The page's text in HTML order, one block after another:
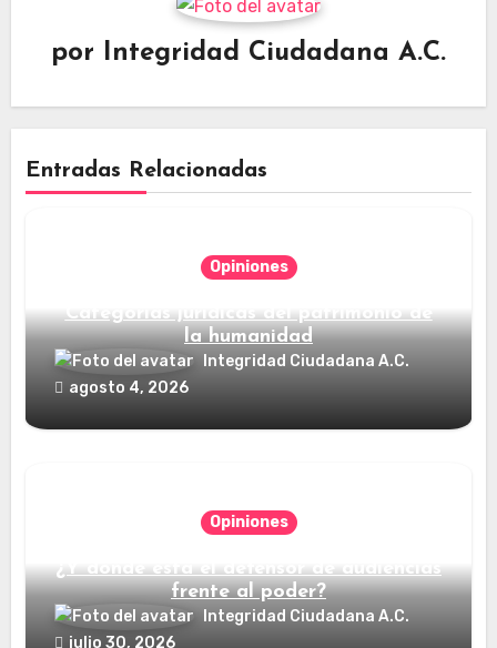
por Integridad Ciudadana A.C.
Entradas Relacionadas
Opiniones
Categorías jurídicas del patrimonio de
la humanidad
Integridad Ciudadana A.C.
agosto 4, 2026
Opiniones
¿Y dónde está el defensor de audiencias
frente al poder?
Integridad Ciudadana A.C.
julio 30, 2026